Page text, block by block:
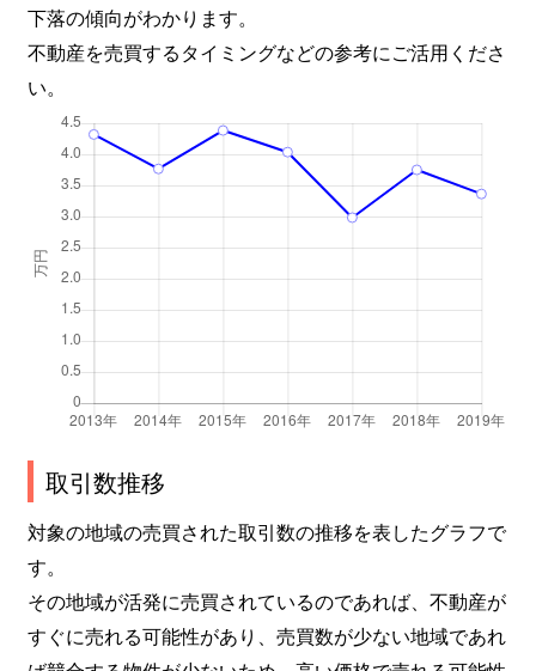
下落の傾向がわかります。
不動産を売買するタイミングなどの参考にご活用くださ
い。
取引数推移
対象の地域の売買された取引数の推移を表したグラフで
す。
その地域が活発に売買されているのであれば、不動産が
すぐに売れる可能性があり、売買数が少ない地域であれ